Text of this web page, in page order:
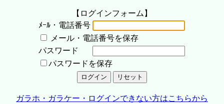
【ログインフォーム】
ﾒｰﾙ・電話番号
メール・電話番号を保存
パスワード
パスワードを保存
ガラホ・ガラケー・ログインできない方はこちらから